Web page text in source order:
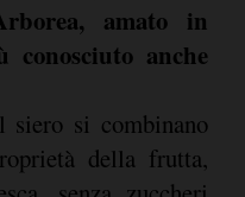
amato in
conosciuto anche
siero si combinano
della frutta,